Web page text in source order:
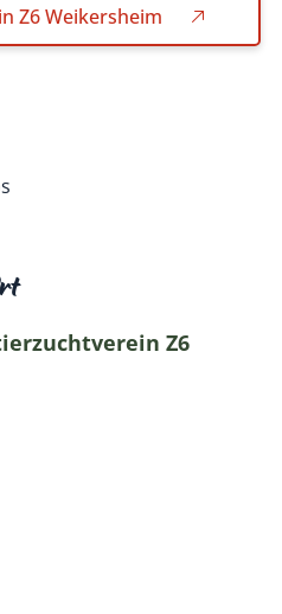
Z6 Weikersheim
Z6